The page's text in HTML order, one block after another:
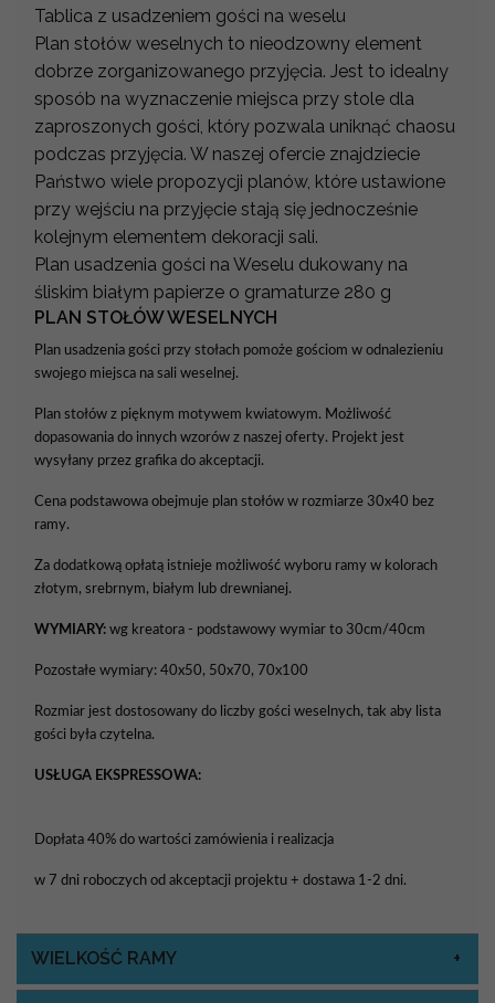
Tablica z usadzeniem gości na weselu
Plan stołów weselnych to nieodzowny element
dobrze zorganizowanego przyjęcia. Jest to idealny
sposób na wyznaczenie miejsca przy stole dla
zaproszonych gości, który pozwala uniknąć chaosu
podczas przyjęcia. W naszej ofercie znajdziecie
Państwo wiele propozycji planów, które ustawione
przy wejściu na przyjęcie stają się jednocześnie
kolejnym elementem dekoracji sali.
Plan usadzenia gości na Weselu dukowany na
śliskim białym papierze o gramaturze 280 g
PLAN STOŁÓW WESELNYCH
Plan usadzenia gości przy stołach pomoże gościom w odnalezieniu
swojego miejsca na sali weselnej.
Plan stołów z pięknym motywem kwiatowym. Możliwość
dopasowania do innych wzorów z naszej oferty. Projekt jest
wysyłany przez grafika do akceptacji.
Cena podstawowa obejmuje plan stołów w rozmiarze 30x40 bez
ramy.
Za dodatkową opłatą istnieje możliwość wyboru ramy w kolorach
złotym, srebrnym, białym lub drewnianej.
WYMIARY: wg kreatora - podstawowy wymiar to 30cm/40cm
Pozostałe wymiary: 40x50, 50x70, 70x100
Rozmiar jest dostosowany do liczby gości weselnych, tak aby lista
gości była czytelna.
USŁUGA EKSPRESSOWA:
Dopłata 40% do wartości zamówienia i realizacja
w 7 dni roboczych od akceptacji projektu + dostawa 1-2 dni.
WIELKOŚĆ RAMY